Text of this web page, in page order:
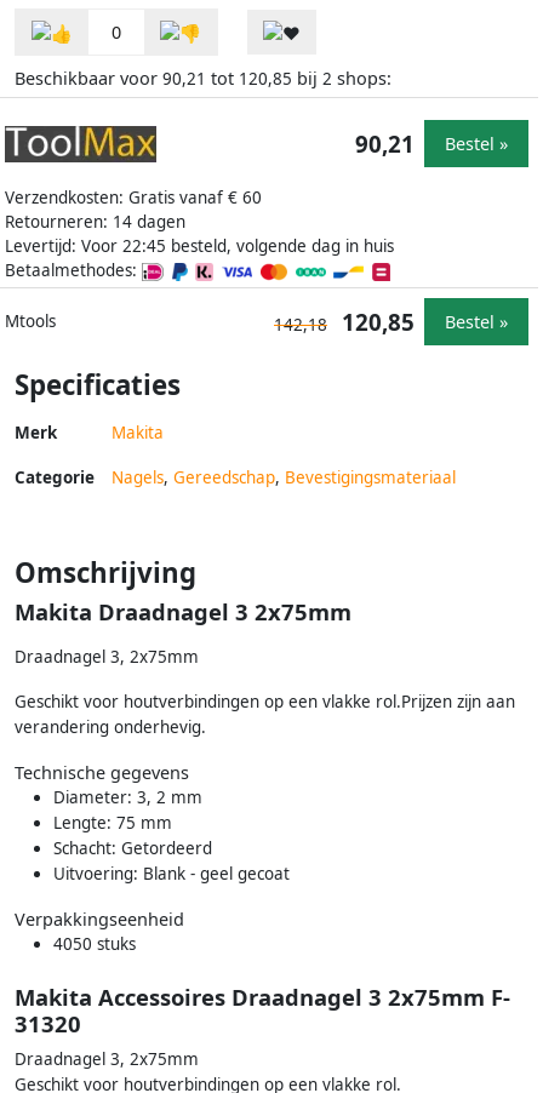
0
Beschikbaar voor 90,21 tot 120,85 bij 2 shops:
Verzendkosten: Gratis vanaf € 60
Retourneren: 14 dagen
Levertijd: Voor 22:45 besteld, volgende dag in huis
Betaalmethodes:
90,21 Bestel »
Mtools 142,18 120,85 Bestel »
Specificaties
Merk Makita
Categorie Nagels, Gereedschap, Bevestigingsmateriaal
Omschrijving
Makita Draadnagel 3 2x75mm
Draadnagel 3, 2x75mm
Geschikt voor houtverbindingen op een vlakke rol.Prijzen zijn aan
verandering onderhevig.
Technische gegevens
Diameter: 3, 2 mm
Lengte: 75 mm
Schacht: Getordeerd
Uitvoering: Blank - geel gecoat
Verpakkingseenheid
4050 stuks
Makita Accessoires Draadnagel 3 2x75mm F-
31320
Draadnagel 3, 2x75mm
Geschikt voor houtverbindingen op een vlakke rol.